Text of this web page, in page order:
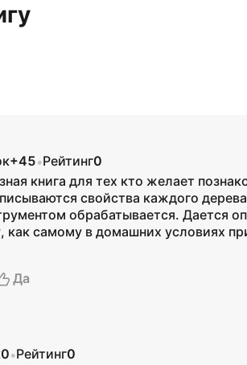
+45•Рейтинг0
книга для тех кто желает
свойства каждого
обрабатывается. Дается
как самому в домашних условиях
Да
0•Рейтинг0